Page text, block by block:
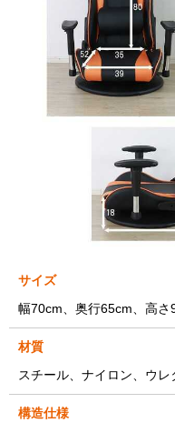
サイズ
幅70cm、奥行65cm、高さ
材質
スチール、ナイロン、ウ
構造仕様